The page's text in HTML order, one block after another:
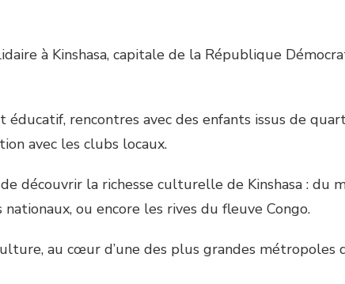
à Kinshasa, capitale de la République
rencontres avec des enfants issus de
avec les clubs locaux.
découvrir la richesse culturelle de Kinshasa : du
ou encore les rives du fleuve Congo.
au cœur d’une des plus grandes métropoles